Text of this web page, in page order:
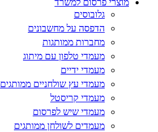
גלובוסים
הדפסה על מחשבונים
מחברות ממותגות
מעמדי טלפון עם מיתוג
מעמדי ידיים
מעמדי עץ שולחניים ממותגים
מעמדי קריסטל
מעמדי שיש לפרסום
מעמדים לשולחן ממותגים